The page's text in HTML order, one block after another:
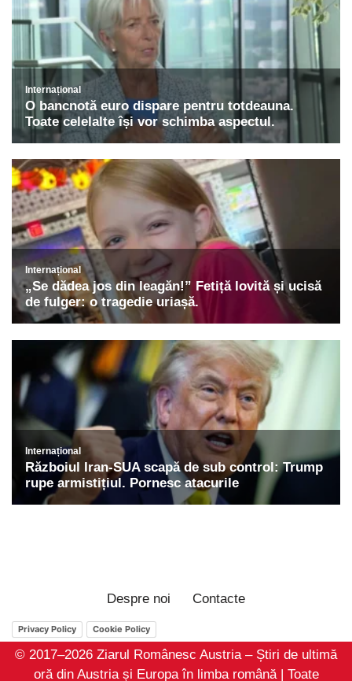
Despre noi Contacte
Privacy Policy Cookie Policy
© 2017–2026 Ziarul Românesc Austria – Știri de ultimă
oră din Austria și Europa în limba română | Toate